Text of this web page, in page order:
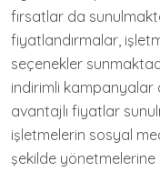
fırsatlar da
fiyatlandırmalar,
seçenekler
indirimli kampanyalar
avantajlı fiyatlar
işletmelerin sosyal
şekilde yönetmelerine